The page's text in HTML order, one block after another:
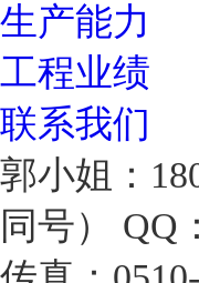
生产能力
工程业绩
联系我们
郭小姐：
同号）
QQ